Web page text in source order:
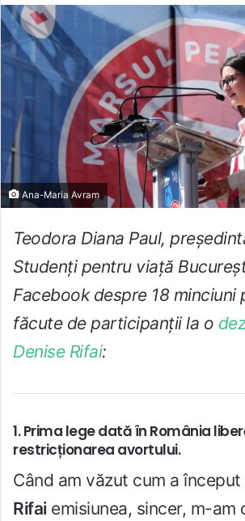
Ana-Maria Avram
Teodora Diana Paul,
Studenți pentru viață
Facebook despre 18
făcute de participanții la o
Denise Rifai:
1. Prima lege dată în România
restricționarea avortului.
Când am văzut cum a început
Rifaiemisiunea, sincer, m-am